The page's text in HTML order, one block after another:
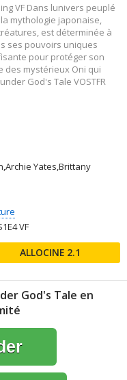
VF Dans lunivers peuplé
mythologie japonaise,
est déterminée à
ses pouvoirs uniques
pour protéger son
des mystérieux Oni qui
God's Tale VOSTFR
Yates,Brittany
VF
2.1
God's Tale en